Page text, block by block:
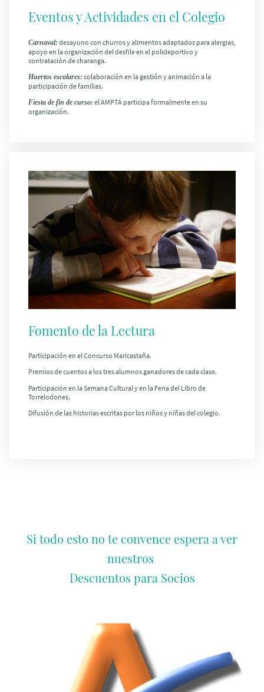
Eventos y Actividades en el Colegio
Carnaval: desayuno con churros y alimentos adaptados para alergias,
apoyo en la organización del desfile en el polideportivo y
contratación de charanga.
Huertos escolares: colaboración en la gestión y animación a la
participación de familias.
Fiesta de fin de curso: el AMPTA participa formalmente en su
organización.
Fomento de la Lectura
Participación en elConcurso Maricastaña.
Premios decuentos a los tres alumnos ganadores de cada clase.
Participación en laSemana Cultural y en la Feria del Libro de
Torrelodones.
Difusión de las historias escritas por los niños y niñas del colegio.
Si todo esto no te convence espera a ver
nuestros
Descuentos para Socios